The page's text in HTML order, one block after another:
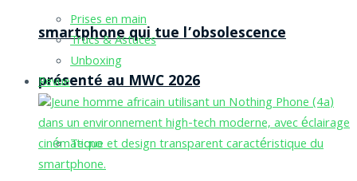
smartphone qui tue l’obsolescence
présenté au MWC 2026
Tecno
Prises en main
Trucs & Astuces
Unboxing
Revue